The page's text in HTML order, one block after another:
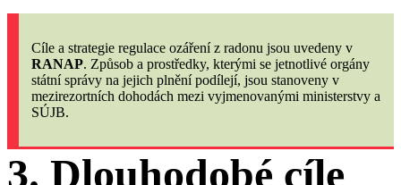
Cíle a strategie regulace ozáření z radonu jsou uvedeny v
RANAP. Způsob a prostředky, kterými se jetnotlivé orgány
státní správy na jejich plnění podílejí, jsou stanoveny v
mezirezortních dohodách mezi vyjmenovanými ministerstvy a
SÚJB.
3. Dlouhodobé cíle